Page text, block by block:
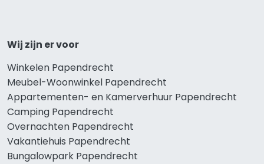
Wij zijn er voor
Winkelen Papendrecht
Meubel-Woonwinkel Papendrecht
Appartementen- en Kamerverhuur Papendrecht
Camping Papendrecht
Overnachten Papendrecht
Vakantiehuis Papendrecht
Bungalowpark Papendrecht